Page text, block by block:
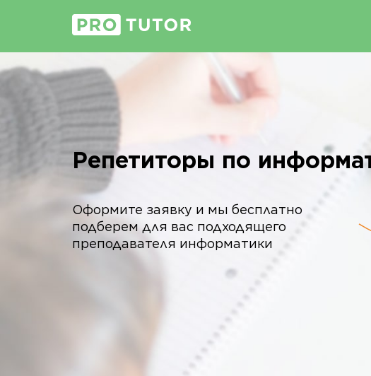
Репетиторы по
Оформите заявку и мы бесплатно
подберем для вас подходящего
преподавателя информатики